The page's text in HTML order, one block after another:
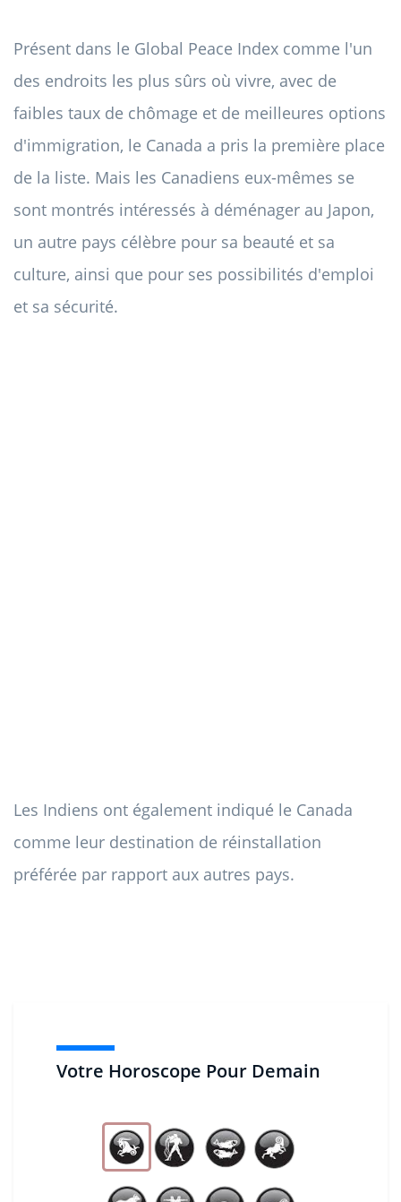
Votre Horoscope Pour Demain
Présent dans le Global Peace Index comme l'un
des endroits les plus sûrs où vivre, avec de
faibles taux de chômage et de meilleures options
d'immigration, le Canada a pris la première place
de la liste. Mais les Canadiens eux-mêmes se
sont montrés intéressés à déménager au Japon,
un autre pays célèbre pour sa beauté et sa
culture, ainsi que pour ses possibilités d'emploi
et sa sécurité.
Les Indiens ont également indiqué le Canada
comme leur destination de réinstallation
préférée par rapport aux autres pays.